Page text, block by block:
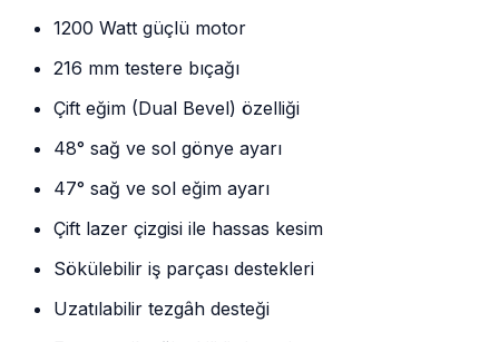
1200 Watt güçlü motor
216 mm testere bıçağı
Çift eğim (Dual Bevel) özelliği
48° sağ ve sol gönye ayarı
47° sağ ve sol eğim ayarı
Çift lazer çizgisi ile hassas kesim
Sökülebilir iş parçası destekleri
Uzatılabilir tezgâh desteği